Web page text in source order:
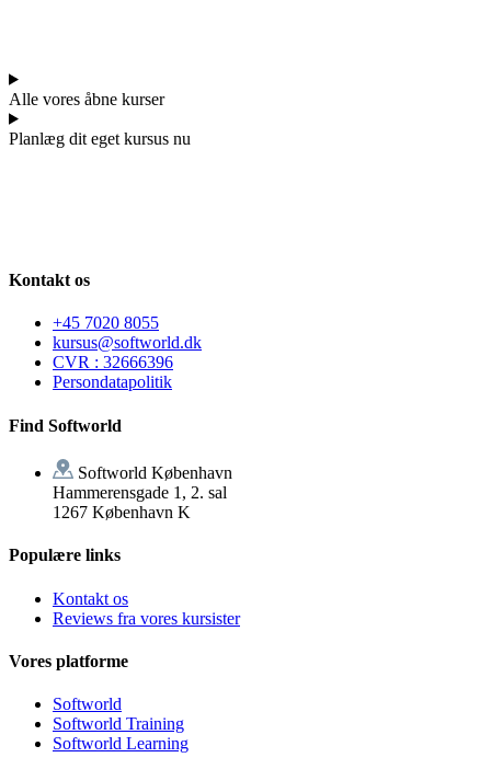
Alle vores åbne kurser
Planlæg dit eget kursus nu
Kontakt os
+45 7020 8055
kursus@softworld.dk
CVR : 32666396
Persondatapolitik
Find Softworld
Softworld København
Hammerensgade 1, 2. sal
1267 København K
Populære links
Kontakt os
Reviews fra vores kursister
Vores platforme
Softworld
Softworld Training
Softworld Learning